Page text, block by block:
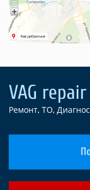
Ремонт, ТО,